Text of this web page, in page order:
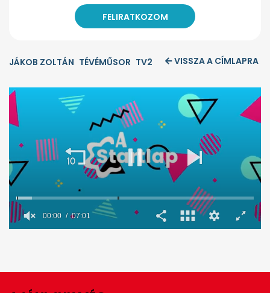
JÁKOB ZOLTÁN TÉVÉMŰSOR TV2 VISSZA A CÍMLAPRA
minutes,
second